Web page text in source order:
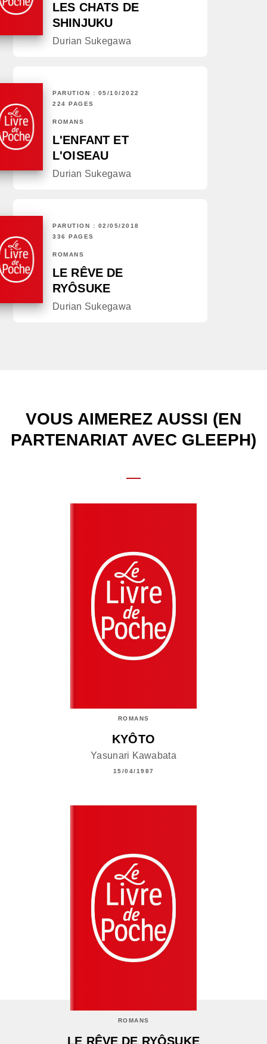
LES CHATS DE
SHINJUKU
Durian Sukegawa
PARUTION : 05/10/2022
224 PAGES
ROMANS
L'ENFANT ET
L'OISEAU
Durian Sukegawa
PARUTION : 02/05/2018
336 PAGES
ROMANS
LE RÊVE DE
RYÔSUKE
Durian Sukegawa
VOUS AIMEREZ AUSSI (EN
PARTENARIAT AVEC GLEEPH)
ROMANS
KYÔTO
Yasunari Kawabata
15/04/1987
ROMANS
LE RÊVE DE RYÔSUKE